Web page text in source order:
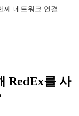
째 네트워크 연결
RedEx를 사